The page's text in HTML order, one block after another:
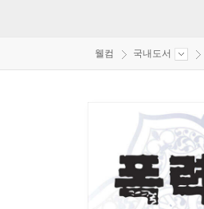
웰컴 국내도서